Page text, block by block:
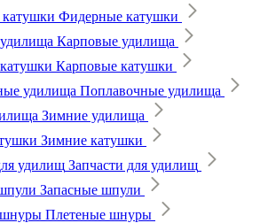
Фидерные катушки
Карповые удилища
Карповые катушки
Поплавочные удилища
Зимние удилища
Зимние катушки
Запчасти для удилищ
Запасные шпули
Плетеные шнуры